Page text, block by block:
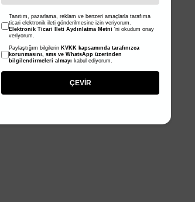
Tanıtım, pazarlama, reklam ve benzeri amaçlarla tarafıma
ticari elektronik ileti gönderilmesine izin veriyorum.
Elektronik Ticari İleti Aydınlatma Metni 'ni okudum onay
veriyorum.
Paylaştığım bilgilerin KVKK kapsamında tarafınızca
korunmasını, sms ve WhatsApp üzerinden
bilgilendirmeleri almayı kabul ediyorum.
ÇEVİR